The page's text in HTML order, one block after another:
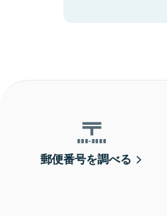
郵便番号を調べる